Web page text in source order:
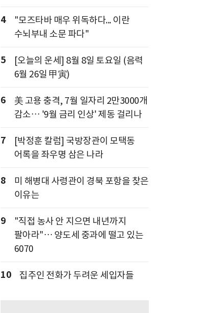
4
"모즈타바 매우 위독하다... 이란
수뇌부내 소문 파다"
5
[오늘의 운세] 8월 8일 토요일 (음력
6월 26일 甲寅)
6
美 고용 충격, 7월 일자리 2만3000개
감소… '9월 금리 인상' 제동 걸리나
7
[박정훈 칼럼] 국방장관이 모택동
어록을 좌우명 삼은 나라
8
미 해병대 사령관이 경북 포항을 찾은
이유는
9
"직접 농사 안 지으면 내년까지
팔아라"… 양도세 중과에 떨고 있는
6070
10 집주인 전화가 두려운 세입자들